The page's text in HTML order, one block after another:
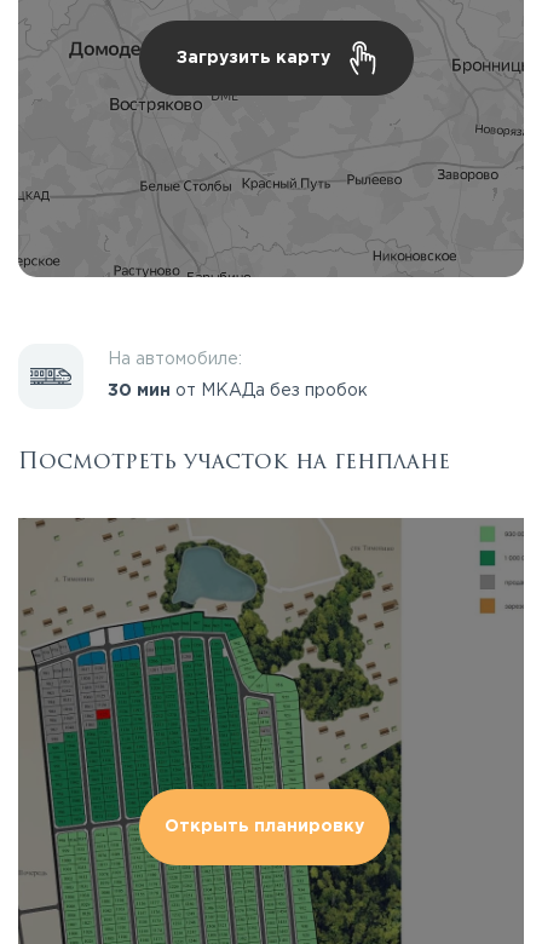
Загрузить карту
На автомобиле:
30 мин от МКАДа без пробок
Посмотреть участок на генплане
Открыть планировку